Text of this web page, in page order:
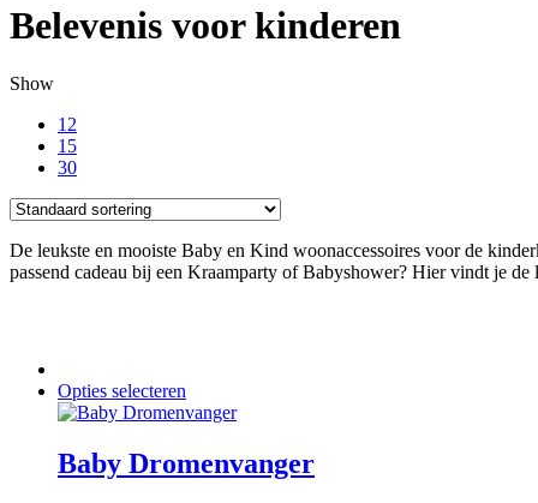
Belevenis voor kinderen
Show
12
15
30
De leukste en mooiste Baby en Kind woonaccessoires voor de
passend cadeau bij een Kraamparty of Babyshower? Hier vindt je de
Opties selecteren
product
meerdere
variaties.
Baby Dromenvanger